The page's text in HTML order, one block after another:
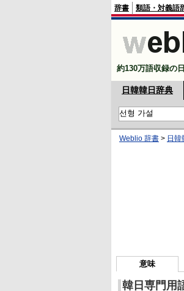
辞書 類語・対義語
約130万語収録の
日韓韓日辞典
Weblio 辞書 > 日韓
意味
韓日専門用